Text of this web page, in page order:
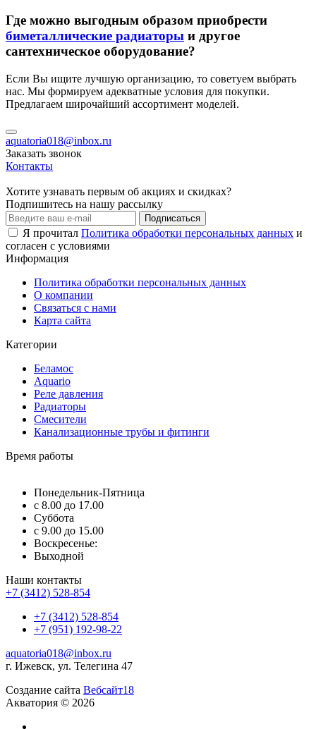
Где можно выгодным образом приобрести
биметаллические радиаторы и другое
сантехническое оборудование?
Если Вы ищите лучшую организацию, то советуем выбрать
нас. Мы формируем адекватные условия для покупки.
Предлагаем широчайший ассортимент моделей.
aquatoria018@inbox.ru
Заказать звонок
Контакты
Хотите узнавать первым об акциях и скидках?
Подпишитесь на нашу рассылку
Подписаться
Я прочитал Политика обработки персональных данных и
согласен с условиями
Информация
Политика обработки персональных данных
О компании
Связаться с нами
Карта сайта
Категории
Беламос
Aquario
Реле давления
Радиаторы
Смесители
Канализационные трубы и фитинги
Время работы
Понедельник-Пятница
с 8.00 до 17.00
Суббота
с 9.00 до 15.00
Воскресенье:
Выходной
Наши контакты
+7 (3412) 528-854
+7 (3412) 528-854
+7 (951) 192-98-22
aquatoria018@inbox.ru
г. Ижевск, ул. Телегина 47
Создание сайта Вебсайт18
Акватория © 2026